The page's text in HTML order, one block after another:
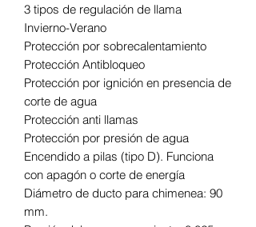
3 tipos de regulación de llama
Invierno-Verano
Protección por sobrecalentamiento
Protección Antibloqueo
Protección por ignición en presencia de
corte de agua
Protección anti llamas
Protección por presión de agua
Encendido a pilas (tipo D). Funciona
con apagón o corte de energía
Diámetro de ducto para chimenea: 90
mm.